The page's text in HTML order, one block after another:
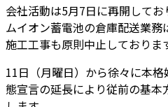
会社活動は5月7日に再開して
ムイオン蓄電池の倉庫配送業
施工工事も原則中止しておりま
11日（月曜日）から徐々に本
態宣言の延長により従前の基